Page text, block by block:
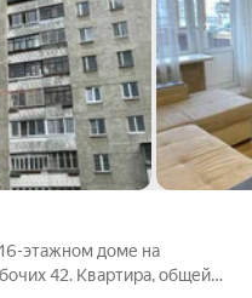
этажном доме на
42. Квартира, общей